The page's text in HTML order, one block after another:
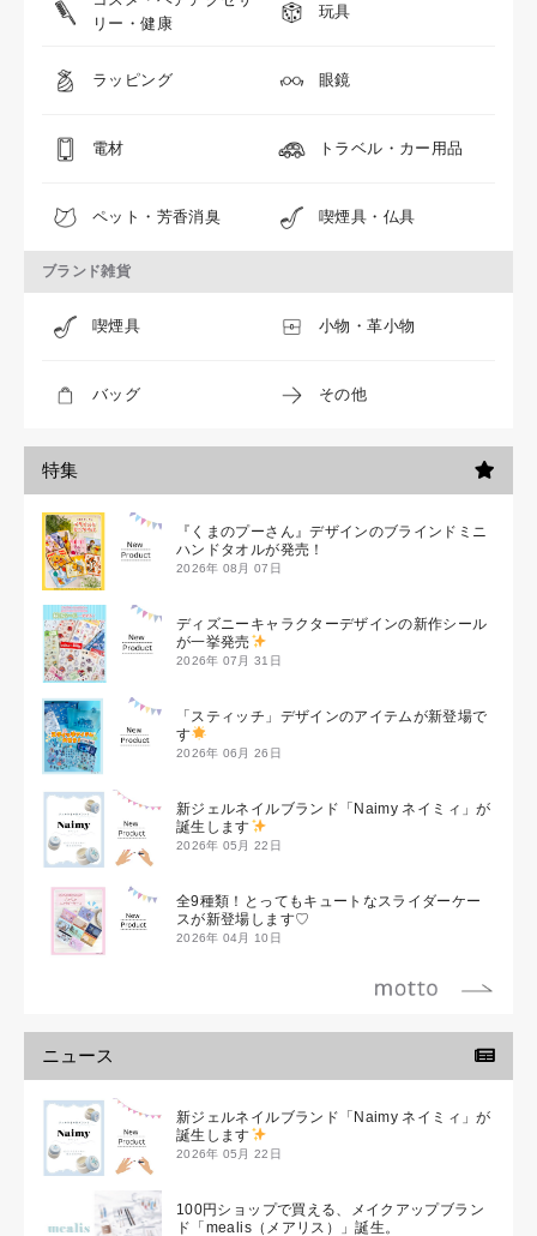
リー・健康
玩具
ラッピング 眼鏡
電材 トラベル・カー用品
ペット・芳香消臭 喫煙具・仏具
ブランド雑貨
喫煙具 小物・革小物
バッグ その他
特集
『くまのプーさん』デザインのブラインドミニ
ハンドタオルが発売！
2026年 08月 07日
ディズニーキャラクターデザインの新作シール
が一挙発売
2026年 07月 31日
「スティッチ」デザインのアイテムが新登場で
す
2026年 06月 26日
新ジェルネイルブランド「Naimy ネイミィ」が
誕生します
2026年 05月 22日
全9種類！とってもキュートなスライダーケー
スが新登場します♡
2026年 04月 10日
ニュース
新ジェルネイルブランド「Naimy ネイミィ」が
誕生します
2026年 05月 22日
100円ショップで買える、メイクアップブラン
ド「mealis（メアリス）」誕生。